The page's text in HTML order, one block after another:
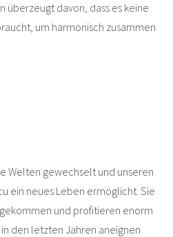
überzeugt davon, dass es keine
um harmonisch zusammen
Welten gewechselt und unseren
ein neues Leben ermöglicht. Sie
und profitieren enorm
den letzten Jahren aneignen